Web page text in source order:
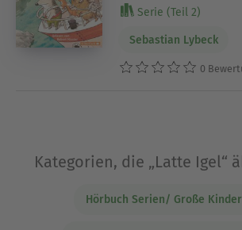
Serie (Teil 2)
Sebastian Lybeck
0
Kategorien, die „Latte Igel“
Hörbuch Serien/ Große